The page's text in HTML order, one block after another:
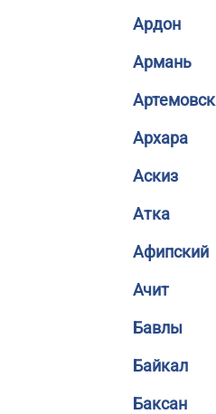
Ардон
Армань
Артемовск
Архара
Аскиз
Атка
Афипский
Ачит
Бавлы
Байкал
Баксан